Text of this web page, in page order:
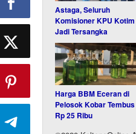
Astaga, Seluruh
Komisioner KPU Kotim
Jadi Tersangka
Harga BBM Eceran di
Pelosok Kobar Tembus
Rp 25 Ribu